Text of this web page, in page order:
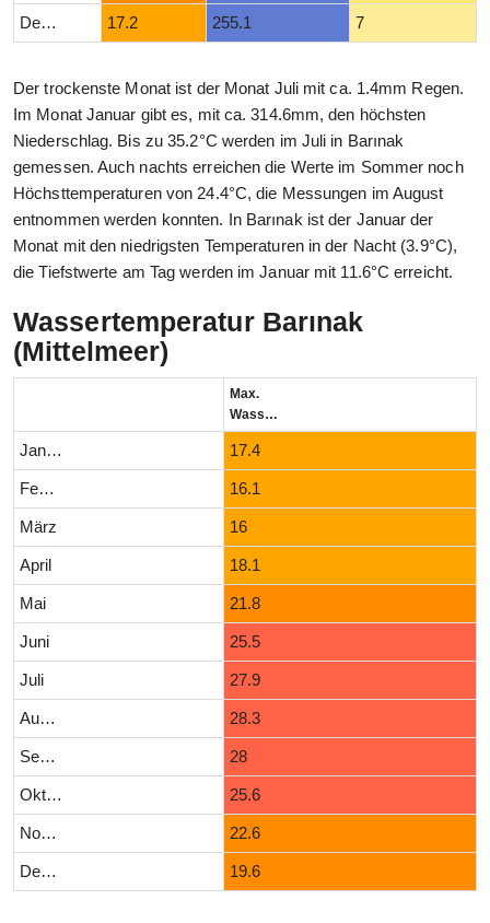
Dezember 17.2 255.1 7
Der trockenste Monat ist der Monat Juli mit ca. 1.4mm Regen.
Im Monat Januar gibt es, mit ca. 314.6mm, den höchsten
Niederschlag. Bis zu 35.2°C werden im Juli in Barınak
gemessen. Auch nachts erreichen die Werte im Sommer noch
Höchsttemperaturen von 24.4°C, die Messungen im August
entnommen werden konnten. In Barınak ist der Januar der
Monat mit den niedrigsten Temperaturen in der Nacht (3.9°C),
die Tiefstwerte am Tag werden im Januar mit 11.6°C erreicht.
Wassertemperatur Barınak
(Mittelmeer)
Max.
Wassertemperatur (°C)
Januar 17.4
Februar 16.1
März 16
April 18.1
Mai 21.8
Juni 25.5
Juli 27.9
August 28.3
September 28
Oktober 25.6
November 22.6
Dezember 19.6